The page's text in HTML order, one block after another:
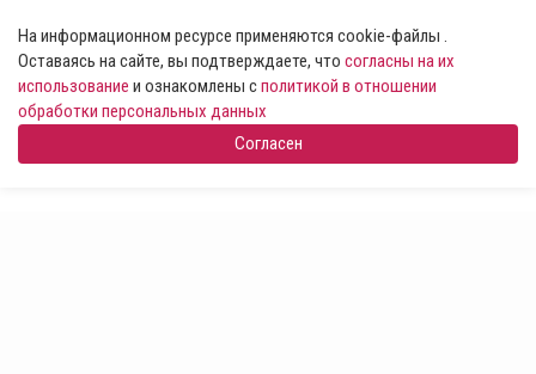
На информационном ресурсе применяются cookie-файлы .
Оставаясь на сайте, вы подтверждаете, что согласны на их
использование и ознакомлены сполитикой в отношении
обработки персональных данных
Согласен